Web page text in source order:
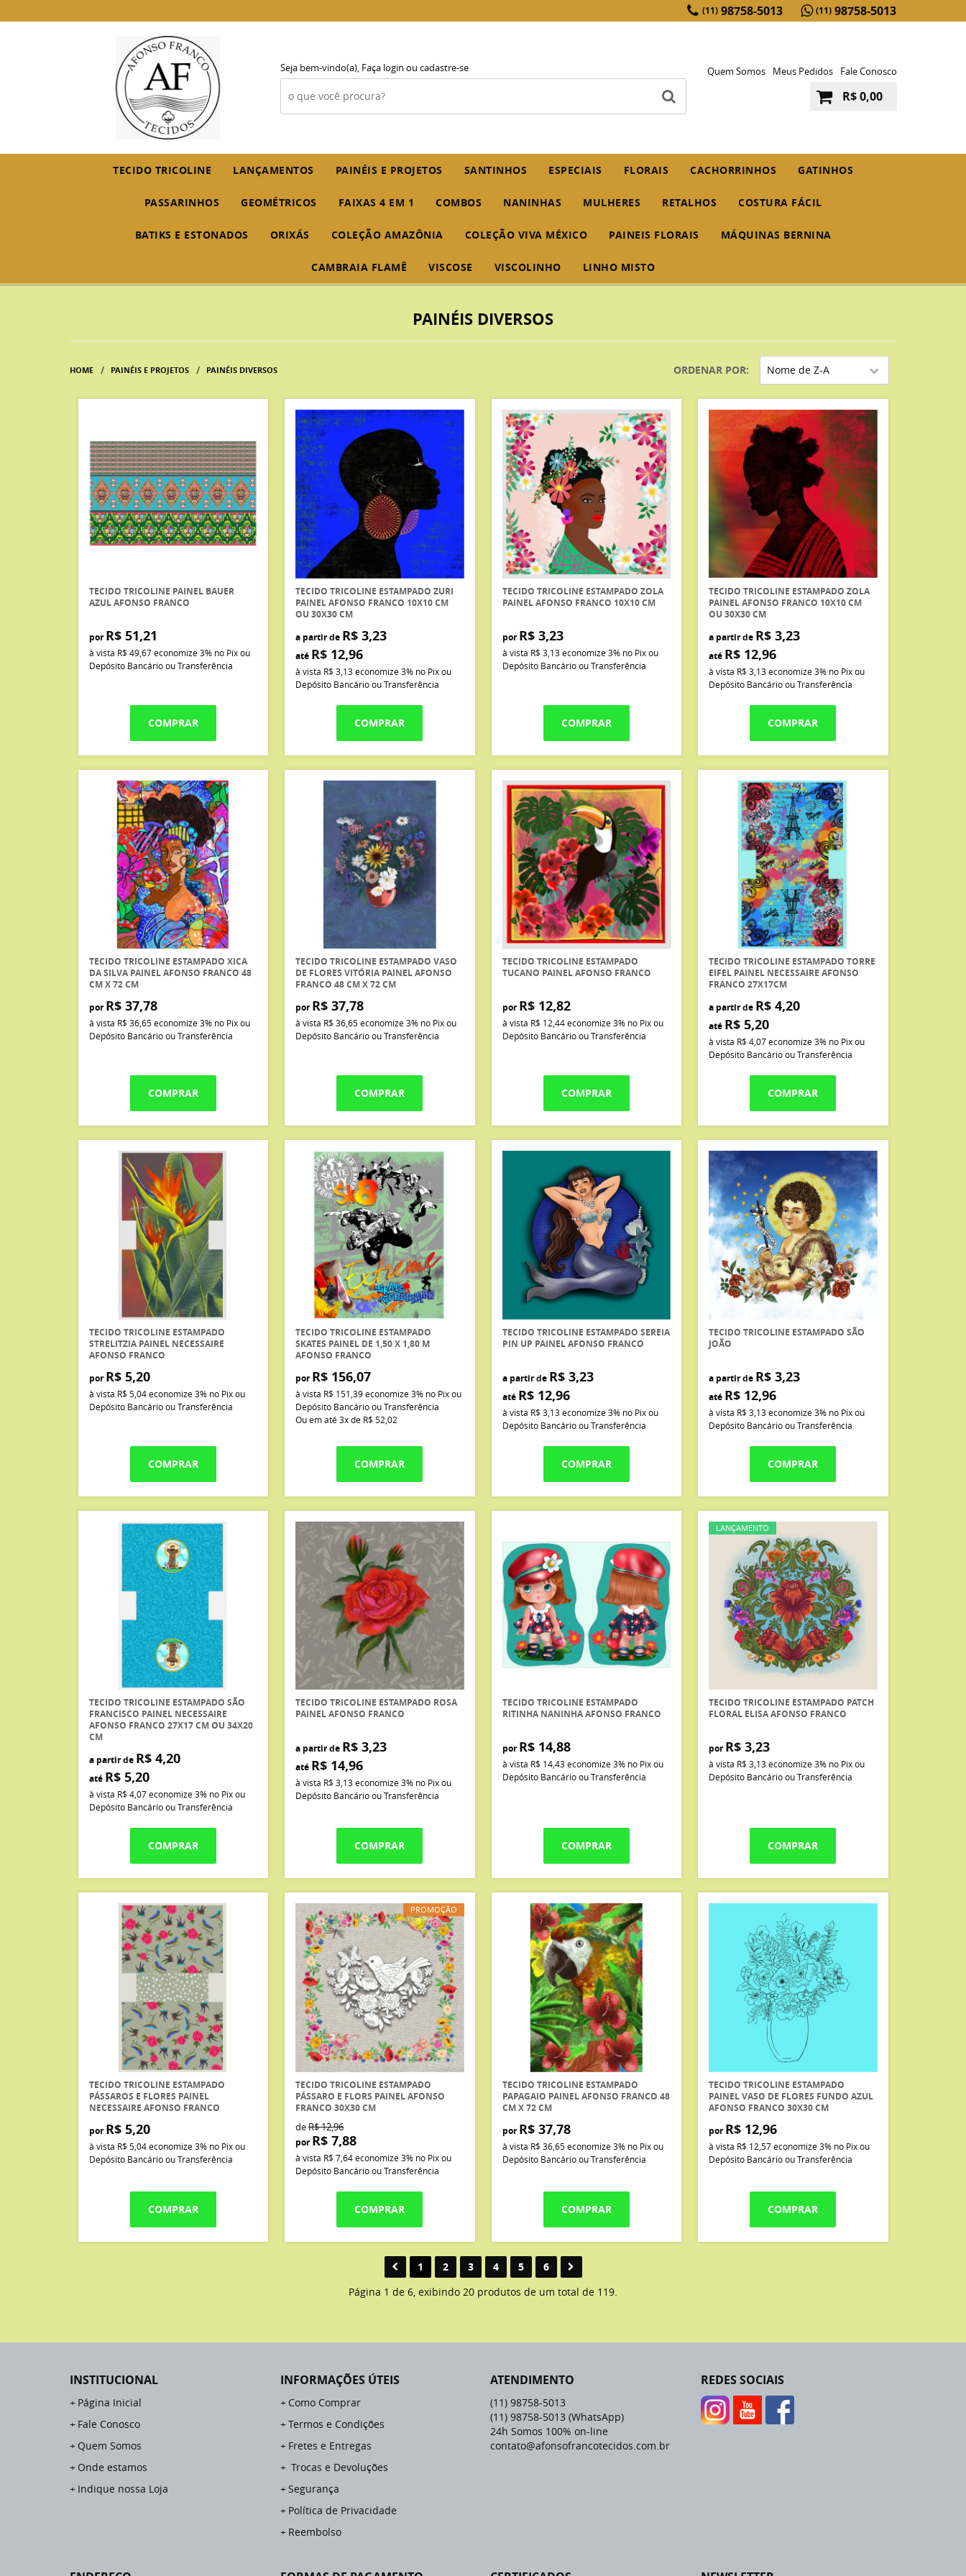
(11) 98758-5013 (11) 98758-5013
Seja bem-vindo(a), Faça login ou cadastre-se Quem Somos Meus Pedidos Fale Conosco
R$ 0,00
TECIDO TRICOLINE LANÇAMENTOS PAINÉIS E PROJETOS SANTINHOS ESPECIAIS FLORAIS CACHORRINHOS GATINHOS
PASSARINHOS GEOMÉTRICOS FAIXAS 4 EM 1 COMBOS NANINHAS MULHERES RETALHOS COSTURA FÁCIL
BATIKS E ESTONADOS ORIXÁS COLEÇÃO AMAZÔNIA COLEÇÃO VIVA MÉXICO PAINEIS FLORAIS MÁQUINAS BERNINA
CAMBRAIA FLAMÊ VISCOSE VISCOLINHO LINHO MISTO
PAINÉIS DIVERSOS
HOME PAINÉIS E PROJETOS PAINÉIS DIVERSOS ORDENAR POR Nome de Z-A
TECIDO TRICOLINE PAINEL BAUER
AZUL AFONSO FRANCO
por R$ 51,21
à vista R$ 49,67economize3% no Pix ou
Depósito Bancário ou Transferência
COMPRAR
TECIDO TRICOLINE ESTAMPADO ZURI
PAINEL AFONSO FRANCO 10X10 CM
OU 30X30 CM
a partir de R$ 3,23
até R$ 12,96
à vista R$ 3,13economize3% no Pix ou
Depósito Bancário ou Transferência
COMPRAR
TECIDO TRICOLINE ESTAMPADO ZOLA
PAINEL AFONSO FRANCO 10X10 CM
por R$ 3,23
à vista R$ 3,13economize3% no Pix ou
Depósito Bancário ou Transferência
COMPRAR
TECIDO TRICOLINE ESTAMPADO ZOLA
PAINEL AFONSO FRANCO 10X10 CM
OU 30X30 CM
a partir de R$ 3,23
até R$ 12,96
à vista R$ 3,13economize3% no Pix ou
Depósito Bancário ou Transferência
COMPRAR
TECIDO TRICOLINE ESTAMPADO XICA
DA SILVA PAINEL AFONSO FRANCO 48
CM X 72 CM
por R$ 37,78
à vista R$ 36,65economize3% no Pix ou
Depósito Bancário ou Transferência
COMPRAR
TECIDO TRICOLINE ESTAMPADO VASO
DE FLORES VITÓRIA PAINEL AFONSO
FRANCO 48 CM X 72 CM
por R$ 37,78
à vista R$ 36,65economize3% no Pix ou
Depósito Bancário ou Transferência
COMPRAR
TECIDO TRICOLINE ESTAMPADO
TUCANO PAINEL AFONSO FRANCO
por R$ 12,82
à vista R$ 12,44economize3% no Pix ou
Depósito Bancário ou Transferência
COMPRAR
TECIDO TRICOLINE ESTAMPADO TORRE
EIFEL PAINEL NECESSAIRE AFONSO
FRANCO 27X17CM
a partir de R$ 4,20
até R$ 5,20
à vista R$ 4,07economize3% no Pix ou
Depósito Bancário ou Transferência
COMPRAR
TECIDO TRICOLINE ESTAMPADO
STRELITZIA PAINEL NECESSAIRE
AFONSO FRANCO
por R$ 5,20
à vista R$ 5,04economize3% no Pix ou
Depósito Bancário ou Transferência
COMPRAR
TECIDO TRICOLINE ESTAMPADO
SKATES PAINEL DE 1,50 X 1,80 M
AFONSO FRANCO
por R$ 156,07
à vista R$ 151,39economize3% no Pix ou
Depósito Bancário ou Transferência
Ou em até3xde R$ 52,02
COMPRAR
TECIDO TRICOLINE ESTAMPADO SEREIA
PIN UP PAINEL AFONSO FRANCO
a partir de R$ 3,23
até R$ 12,96
à vista R$ 3,13economize3% no Pix ou
Depósito Bancário ou Transferência
COMPRAR
TECIDO TRICOLINE ESTAMPADO SÃO
JOÃO
a partir de R$ 3,23
até R$ 12,96
à vista R$ 3,13economize3% no Pix ou
Depósito Bancário ou Transferência
COMPRAR
TECIDO TRICOLINE ESTAMPADO SÃO
FRANCISCO PAINEL NECESSAIRE
AFONSO FRANCO 27X17 CM OU 34X20
CM
a partir de R$ 4,20
até R$ 5,20
à vista R$ 4,07economize3% no Pix ou
Depósito Bancário ou Transferência
COMPRAR
TECIDO TRICOLINE ESTAMPADO ROSA
PAINEL AFONSO FRANCO
a partir de R$ 3,23
até R$ 14,96
à vista R$ 3,13economize3% no Pix ou
Depósito Bancário ou Transferência
COMPRAR
TECIDO TRICOLINE ESTAMPADO
RITINHA NANINHA AFONSO FRANCO
por R$ 14,88
à vista R$ 14,43economize3% no Pix ou
Depósito Bancário ou Transferência
COMPRAR
LANÇAMENTO
TECIDO TRICOLINE ESTAMPADO PATCH
FLORAL ELISA AFONSO FRANCO
por R$ 3,23
à vista R$ 3,13economize3% no Pix ou
Depósito Bancário ou Transferência
COMPRAR
TECIDO TRICOLINE ESTAMPADO
PÁSSAROS E FLORES PAINEL
NECESSAIRE AFONSO FRANCO
por R$ 5,20
à vista R$ 5,04economize3% no Pix ou
Depósito Bancário ou Transferência
COMPRAR
PROMOÇÃO
TECIDO TRICOLINE ESTAMPADO
PÁSSARO E FLORS PAINEL AFONSO
FRANCO 30X30 CM
deR$ 12,96
por R$ 7,88
à vista R$ 7,64economize3% no Pix ou
Depósito Bancário ou Transferência
COMPRAR
TECIDO TRICOLINE ESTAMPADO
PAPAGAIO PAINEL AFONSO FRANCO 48
CM X 72 CM
por R$ 37,78
à vista R$ 36,65economize3% no Pix ou
Depósito Bancário ou Transferência
COMPRAR
TECIDO TRICOLINE ESTAMPADO
PAINEL VASO DE FLORES FUNDO AZUL
AFONSO FRANCO 30X30 CM
por R$ 12,96
à vista R$ 12,57economize3% no Pix ou
Depósito Bancário ou Transferência
COMPRAR
1 2 3 4 5
6
Página 1 de 6, exibindo 20 produtos de um total de 119.
INSTITUCIONAL
Página Inicial
Fale Conosco
Quem Somos
Onde estamos
Indique nossa Loja
INFORMAÇÕES ÚTEIS
Como Comprar
Termos e Condições
Fretes e Entregas
Trocas e Devoluções
Segurança
Política de Privacidade
Reembolso
ATENDIMENTO
(11) 98758-5013
(11) 98758-5013 (WhatsApp)
24h Somos 100% on-line
contato@afonsofrancotecidos.com.br
REDES SOCIAIS